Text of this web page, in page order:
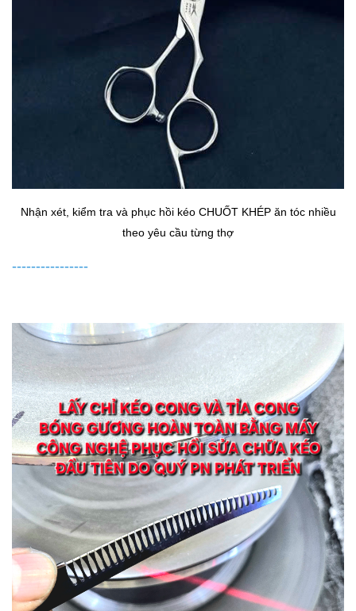
Nhận xét, kiểm tra và phục hồi kéo CHUỐT KHÉP ăn tóc nhiều
theo yêu cầu từng thợ
----------------